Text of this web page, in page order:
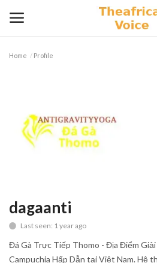
Contact
Lifestyle
Gallery
Home Profile
dagaanti
Last seen: 1 year ago
Đá Gà Trực Tiếp Thomo - Địa Điểm
Campuchia Hấp Dẫn tại Việt Nam. Hệ